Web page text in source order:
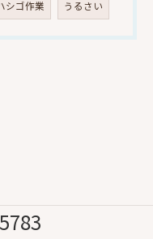
シゴ作業 うるさい